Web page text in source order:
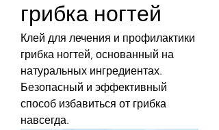
грибка ногтей
Клей для лечения и профилактики
грибка ногтей, основанный на
натуральных ингредиентах.
Безопасный и эффективный
способ избавиться от грибка
навсегда.